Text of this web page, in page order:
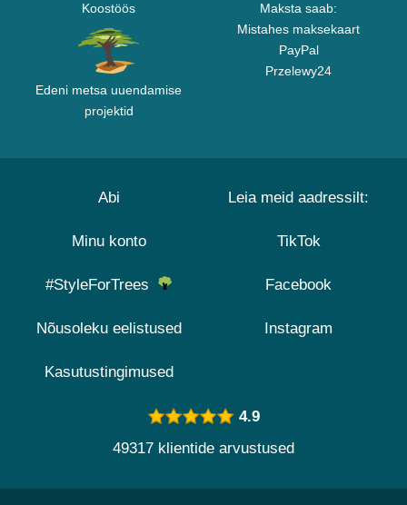
Koostöös
Edeni metsa uuendamise
projektid
Maksta saab:
Mistahes maksekaart
PayPal
Przelewy24
Abi
Minu konto
#StyleForTrees
Nõusoleku eelistused
Kasutustingimused
Leia meid aadressilt:
TikTok
Facebook
Instagram
4.9
49317 klientide arvustused